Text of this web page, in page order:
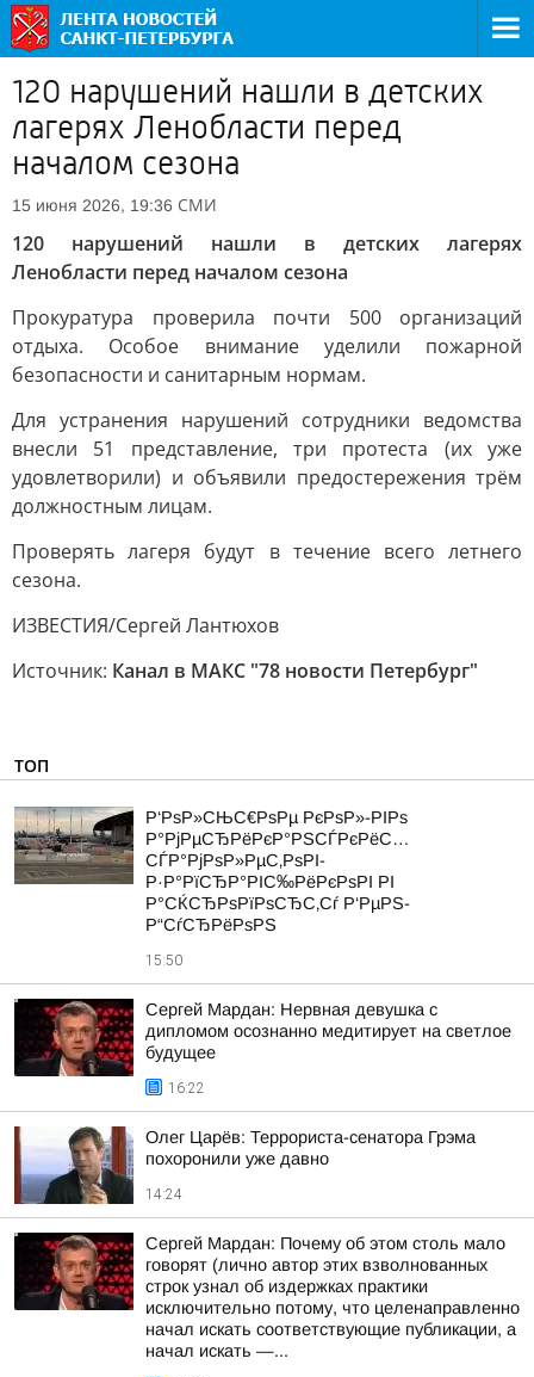
120 нарушений нашли в детских
лагерях Ленобласти перед
началом сезона
15 июня 2026, 19:36 СМИ
120 нарушений нашли в детских лагерях
Ленобласти перед началом сезона
Прокуратура проверила почти 500 организаций
отдыха. Особое внимание уделили пожарной
безопасности и санитарным нормам.
Для устранения нарушений сотрудники ведомства
внесли 51 представление, три протеста (их уже
удовлетворили) и объявили предостережения трём
должностным лицам.
Проверять лагеря будут в течение всего летнего
сезона.
ИЗВЕСТИЯ/Сергей Лантюхов
Источник: Канал в МАКС "78 новости Петербург"
ТОП
Р‘РѕР»СЊС€РѕРµ РєРѕР»-РІРѕ
Р°РјРµСЂРёРєР°РЅСЃРєРёС…
СЃР°РјРѕР»РµС‚РѕРІ-
Р·Р°РїСЂР°РІС‰РёРєРѕРІ РІ
Р°СЌСЂРѕРїРѕСЂС‚Сѓ Р‘РµРЅ-
Р“СѓСЂРёРѕРЅ
15:50
Сергей Мардан: Нервная девушка с
дипломом осознанно медитирует на светлое
будущее
16:22
Олег Царёв: Террориста-сенатора Грэма
похоронили уже давно
14:24
Сергей Мардан: Почему об этом столь мало
говорят (лично автор этих взволнованных
строк узнал об издержках практики
исключительно потому, что целенаправленно
начал искать соответствующие публикации, а
начал искать —...